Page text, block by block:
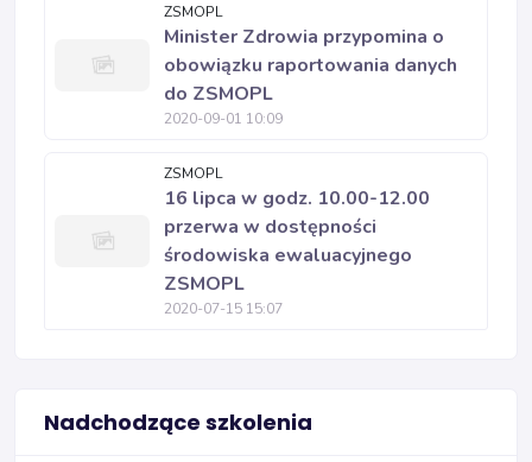
ZSMOPL
Minister Zdrowia przypomina o
obowiązku raportowania danych
do ZSMOPL
2020-09-01 10:09
ZSMOPL
16 lipca w godz. 10.00-12.00
przerwa w dostępności
środowiska ewaluacyjnego
ZSMOPL
2020-07-15 15:07
Nadchodzące szkolenia